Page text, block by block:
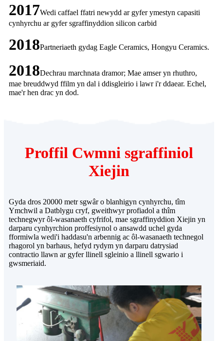
2017Wedi caffael ffatri newydd ar gyfer ymestyn capasiti
cynhyrchu ar gyfer sgraffinyddion silicon carbid
2018Partneriaeth gydag Eagle Ceramics, Hongyu Ceramics.
2018Dechrau marchnata dramor; Mae amser yn rhuthro,
mae breuddwyd ffilm yn dal i ddisgleirio i lawr i'r ddaear. Echel,
mae'r hen drac yn dod.
Proffil Cwmni sgraffiniol
Xiejin
Gyda dros 20000 metr sgwâr o blanhigyn cynhyrchu, tîm
Ymchwil a Datblygu cryf, gweithwyr profiadol a thîm
technegwyr ôl-wasanaeth cyfrifol, mae sgraffinyddion Xiejin yn
darparu cynhyrchion proffesiynol o ansawdd uchel gyda
fformiwla wedi'i haddasu'n arbennig ac ôl-wasanaeth technegol
rhagorol yn barhaus, hefyd rydym yn darparu datrysiad
contractio llawn ar gyfer llinell sgleinio a llinell sgwario i
gwsmeriaid.